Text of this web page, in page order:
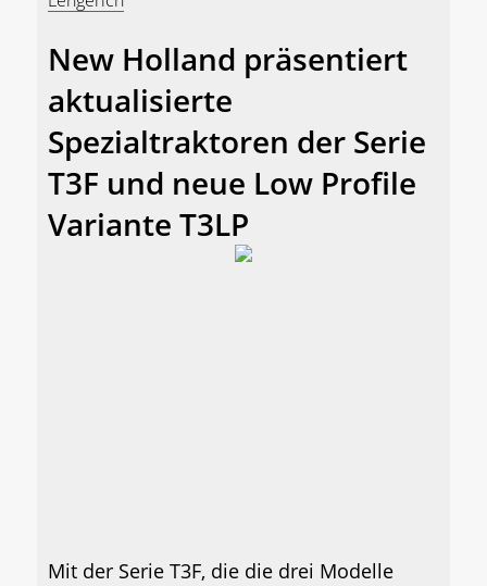
New Holland präsentiert
aktualisierte
Spezialtraktoren der Serie
T3F und neue Low Profile
Variante T3LP
Mit der Serie T3F, die die drei Modelle